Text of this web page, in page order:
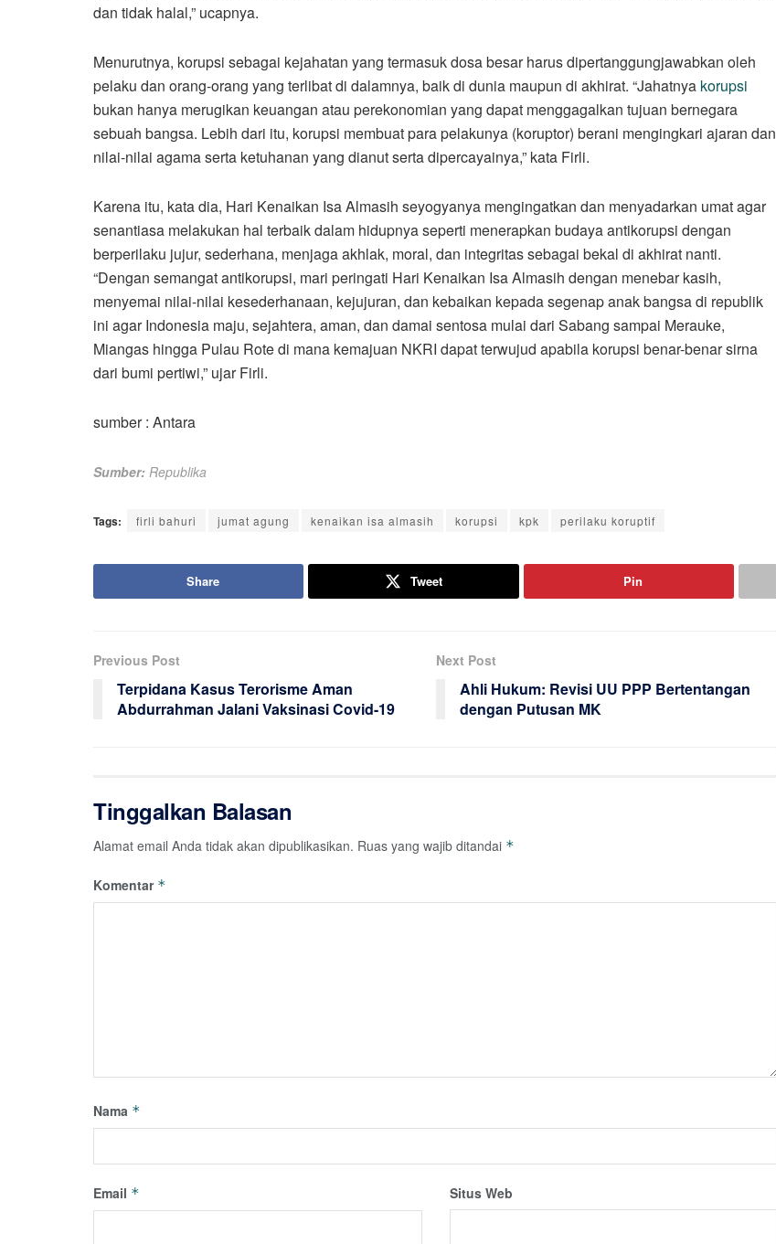
dan tidak halal,” ucapnya.
Menurutnya, korupsi sebagai kejahatan yang termasuk dosa besar harus dipertanggungjawabkan oleh
pelaku dan orang-orang yang terlibat di dalamnya, baik di dunia maupun di akhirat. “Jahatnya korupsi
bukan hanya merugikan keuangan atau perekonomian yang dapat menggagalkan tujuan bernegara
sebuah bangsa. Lebih dari itu, korupsi membuat para pelakunya (koruptor) berani mengingkari ajaran dan
nilai-nilai agama serta ketuhanan yang dianut serta dipercayainya,” kata Firli.
Karena itu, kata dia, Hari Kenaikan Isa Almasih seyogyanya mengingatkan dan menyadarkan umat agar
senantiasa melakukan hal terbaik dalam hidupnya seperti menerapkan budaya antikorupsi dengan
berperilaku jujur, sederhana, menjaga akhlak, moral, dan integritas sebagai bekal di akhirat nanti.
“Dengan semangat antikorupsi, mari peringati Hari Kenaikan Isa Almasih dengan menebar kasih,
menyemai nilai-nilai kesederhanaan, kejujuran, dan kebaikan kepada segenap anak bangsa di republik
ini agar Indonesia maju, sejahtera, aman, dan damai sentosa mulai dari Sabang sampai Merauke,
Miangas hingga Pulau Rote di mana kemajuan NKRI dapat terwujud apabila korupsi benar-benar sirna
dari bumi pertiwi,” ujar Firli.
sumber : Antara
Sumber: Republika
Tags: firli bahuri jumat agung kenaikan isa almasih korupsi kpk perilaku koruptif
Share Tweet Pin
Previous Post
Terpidana Kasus Terorisme Aman
Abdurrahman Jalani Vaksinasi Covid-19
Next Post
Ahli Hukum: Revisi UU PPP Bertentangan
dengan Putusan MK
Tinggalkan Balasan
Alamat email Anda tidak akan dipublikasikan. Ruas yang wajib ditandai *
Komentar *
Nama *
Email * Situs Web